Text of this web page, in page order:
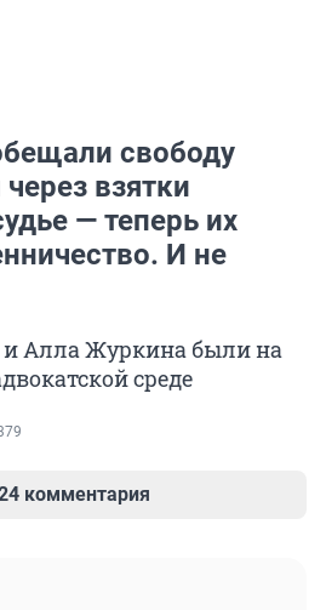
свободу
взятки
— теперь их
И не
Алла Журкина были на
среде
комментария